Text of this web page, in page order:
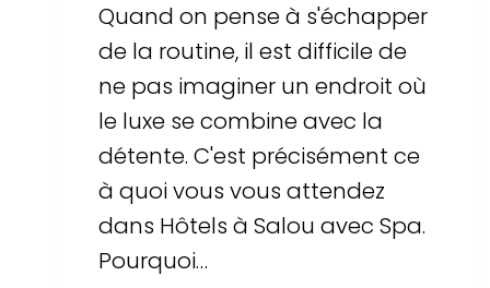
Quand on pense à s'échapper
de la routine, il est difficile de
ne pas imaginer un endroit où
le luxe se combine avec la
détente. C'est précisément ce
à quoi vous vous attendez
dans Hôtels à Salou avec Spa.
Pourquoi…